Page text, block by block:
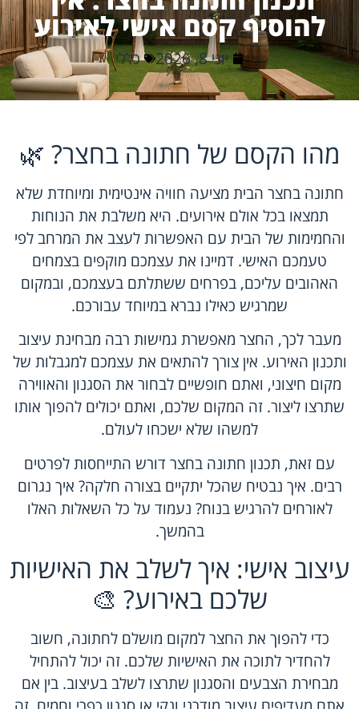
להוסיף קסם אישי לאירוע
יוני 8, 2026 כללי
מהו הקסם של חתונה בחצר? 🌿
חתונה בחצר הבית מציעה חוויה אינטימית ומיוחדת שלא
תמצאו בכל אולם אירועים. היא משלבת את הנוחות
והחמימות של הבית עם האפשרות לעצב את המרחב לפי
טעמכם האישי. דמיינו את עצמכם מוקפים בצמחים
האהובים עליכם, בפרחים ששתלתם בעצמכם, ובמקום
שמרגיש כאילו נברא במיוחד עבורכם.
מעבר לכך, החצר מאפשרת גמישות רבה מבחינת עיצוב
ותכנון האירוע. אין צורך להתאים את עצמכם למגבלות של
מקום חיצוני, ואתם חופשיים לבחור את הסגנון והאווירה
שתרצו ליצור. זה המקום שלכם, ואתם יכולים להפוך אותו
למשהו שלא ישכחו לעולם.
עם זאת, תכנון חתונה בחצר דורש התייחסות לפרטים
רבים. איך נבטיח שהכל יתקיים בצורה חלקה? איך נגרום
לאורחים להרגיש בנוח? נעמוד על כל השאלות האלו
בהמשך.
עיצוב אישי: איך לשלב את האישיות
שלכם באירוע? 🎨
כדי להפוך את החצר למקום מושלם לחתונה, חשוב
להחדיר לתוכה את האישיות שלכם. זה יכול להתחיל
מבחירת הצבעים והסגנון שתרצו לשלב בעיצוב. בין אם